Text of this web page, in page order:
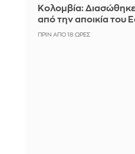
Κολομβία:
από την αποικία του
ΠΡΙΝ ΑΠΌ 18 ΏΡΕΣ